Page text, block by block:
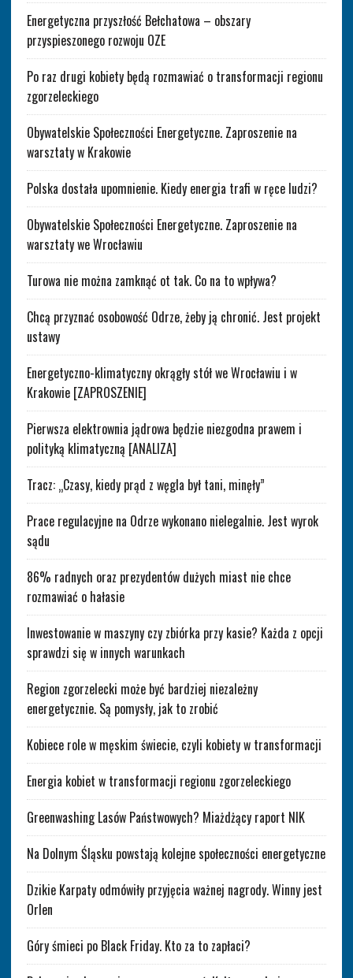
Energetyczna przyszłość Bełchatowa – obszary
przyspieszonego rozwoju OZE
Po raz drugi kobiety będą rozmawiać o transformacji regionu
zgorzeleckiego
Obywatelskie Społeczności Energetyczne. Zaproszenie na
warsztaty w Krakowie
Polska dostała upomnienie. Kiedy energia trafi w ręce ludzi?
Obywatelskie Społeczności Energetyczne. Zaproszenie na
warsztaty we Wrocławiu
Turowa nie można zamknąć ot tak. Co na to wpływa?
Chcą przyznać osobowość Odrze, żeby ją chronić. Jest projekt
ustawy
Energetyczno-klimatyczny okrągły stół we Wrocławiu i w
Krakowie [ZAPROSZENIE]
Pierwsza elektrownia jądrowa będzie niezgodna prawem i
polityką klimatyczną [ANALIZA]
Tracz: „Czasy, kiedy prąd z węgla był tani, minęły”
Prace regulacyjne na Odrze wykonano nielegalnie. Jest wyrok
sądu
86% radnych oraz prezydentów dużych miast nie chce
rozmawiać o hałasie
Inwestowanie w maszyny czy zbiórka przy kasie? Każda z opcji
sprawdzi się w innych warunkach
Region zgorzelecki może być bardziej niezależny
energetycznie. Są pomysły, jak to zrobić
Kobiece role w męskim świecie, czyli kobiety w transformacji
Energia kobiet w transformacji regionu zgorzeleckiego
Greenwashing Lasów Państwowych? Miażdżący raport NIK
Na Dolnym Śląsku powstają kolejne społeczności energetyczne
Dzikie Karpaty odmówiły przyjęcia ważnej nagrody. Winny jest
Orlen
Góry śmieci po Black Friday. Kto za to zapłaci?